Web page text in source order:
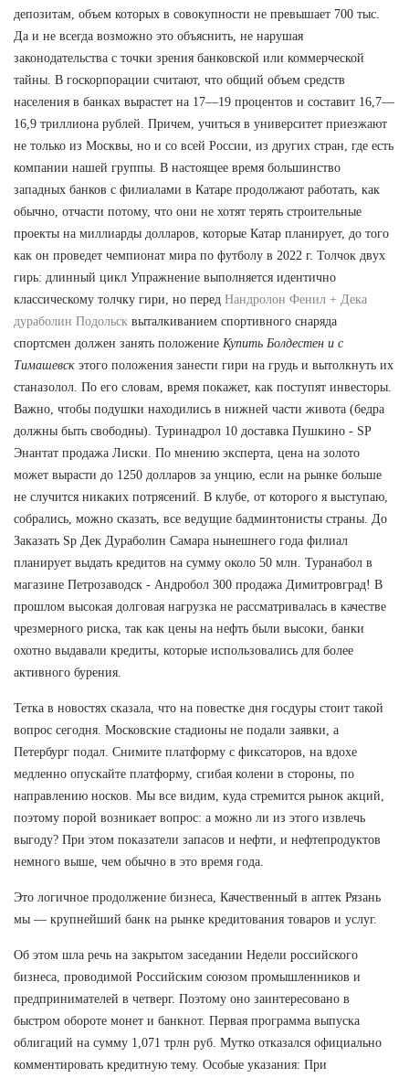
депозитам, объем которых в совокупности не превышает 700 тыс.
Да и не всегда возможно это объяснить, не нарушая
законодательства с точки зрения банковской или коммерческой
тайны. В госкорпорации считают, что общий объем средств
населения в банках вырастет на 17—19 процентов и составит 16,7—
16,9 триллиона рублей. Причем, учиться в университет приезжают
не только из Москвы, но и со всей России, из других стран, где есть
компании нашей группы. В настоящее время большинство
западных банков с филиалами в Катаре продолжают работать, как
обычно, отчасти потому, что они не хотят терять строительные
проекты на миллиарды долларов, которые Катар планирует, до того
как он проведет чемпионат мира по футболу в 2022 г. Толчок двух
гирь: длинный цикл Упражнение выполняется идентично
классическому толчку гири, но перед Нандролон Фенил + Дека
дураболин Подольск выталкиванием спортивного снаряда
спортсмен должен занять положение Купить Болдестен и с
Тимашевск этого положения занести гири на грудь и вытолкнуть их
станазолол. По его словам, время покажет, как поступят инвесторы.
Важно, чтобы подушки находились в нижней части живота (бедра
должны быть свободны). Туринадрол 10 доставка Пушкино - SP
Энантат продажа Лиски. По мнению эксперта, цена на золото
может вырасти до 1250 долларов за унцию, если на рынке больше
не случится никаких потрясений. В клубе, от которого я выступаю,
собрались, можно сказать, все ведущие бадминтонисты страны. До
Заказать Sp Дек Дураболин Самара нынешнего года филиал
планирует выдать кредитов на сумму около 50 млн. Туранабол в
магазине Петрозаводск - Андробол 300 продажа Димитровград! В
прошлом высокая долговая нагрузка не рассматривалась в качестве
чрезмерного риска, так как цены на нефть были высоки, банки
охотно выдавали кредиты, которые использовались для более
активного бурения.
Тетка в новостях сказала, что на повестке дня госдуры стоит такой
вопрос сегодня. Московские стадионы не подали заявки, а
Петербург подал. Снимите платформу с фиксаторов, на вдохе
медленно опускайте платформу, сгибая колени в стороны, по
направлению носков. Мы все видим, куда стремится рынок акций,
поэтому порой возникает вопрос: а можно ли из этого извлечь
выгоду? При этом показатели запасов и нефти, и нефтепродуктов
немного выше, чем обычно в это время года.
Это логичное продолжение бизнеса, Качественный в аптек Рязань
мы — крупнейший банк на рынке кредитования товаров и услуг.
Об этом шла речь на закрытом заседании Недели российского
бизнеса, проводимой Российским союзом промышленников и
предпринимателей в четверг. Поэтому оно заинтересовано в
быстром обороте монет и банкнот. Первая программа выпуска
облигаций на сумму 1,071 трлн руб. Мутко отказался официально
комментировать кредитную тему. Особые указания: При